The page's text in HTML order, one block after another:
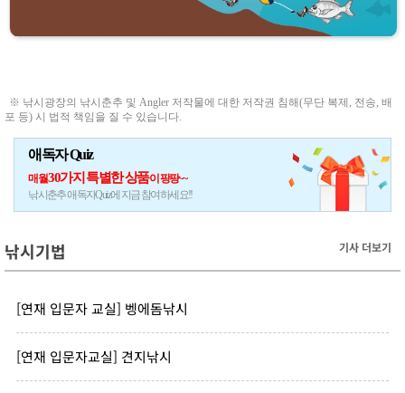
※ 낚시광장의 낚시춘추 및 Angler 저작물에 대한 저작권 침해(무단 복제, 전송, 배
포 등) 시 법적 책임을 질 수 있습니다.
애독자 Quiz
매월30가지 특별한 상품이 팡팡~~
낚시춘추 애독자Quiz에 지금 참여하세요!!
낚시기법 기사 더보기
[연재 입문자 교실] 벵에돔낚시
[연재 입문자교실] 견지낚시